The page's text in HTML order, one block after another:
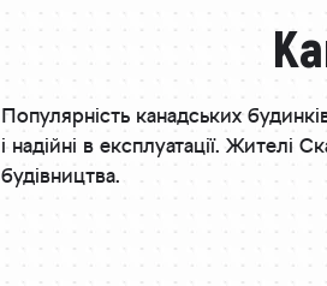
Популярність канадських
і надійні в експлуатації. Жителі
будівництва.